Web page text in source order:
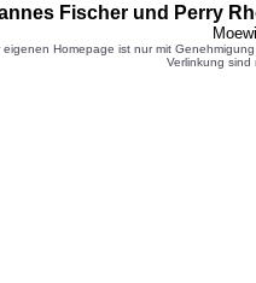
Fischer und Perry
Homepage ist nur mit
Verlinkung sind